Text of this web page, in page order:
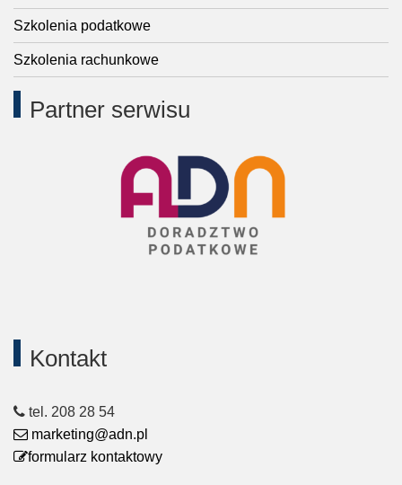
Szkolenia podatkowe
Szkolenia rachunkowe
Partner serwisu
Kontakt
tel. 208 28 54
marketing@adn.pl
formularz kontaktowy